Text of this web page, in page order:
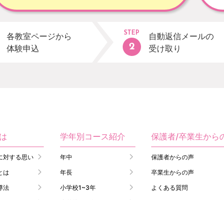
各教室ページから
体験申込
STEP
自動返信メールの
受け取り
対する思い
は
法
学年別コース紹介
年中
年長
小学校1~3年
保護者/卒業生から
保護者からの声
卒業生からの声
よくある質問